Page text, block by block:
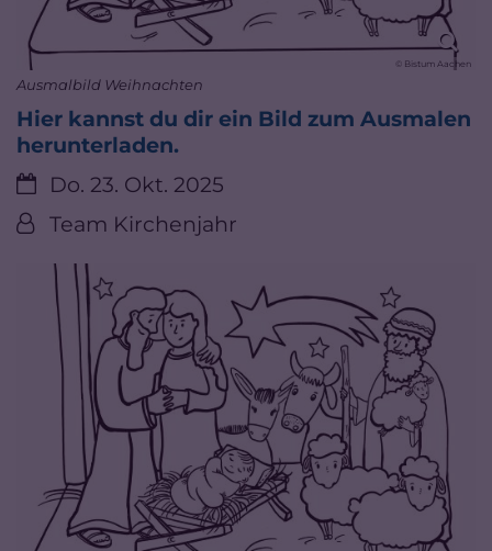
© Bistum Aachen
Ausmalbild Weihnachten
Hier kannst du dir ein Bild zum Ausmalen
herunterladen.
Datum:
Do. 23. Okt. 2025
Von:Team Kirchenjahr